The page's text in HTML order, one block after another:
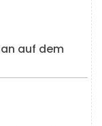
auf dem